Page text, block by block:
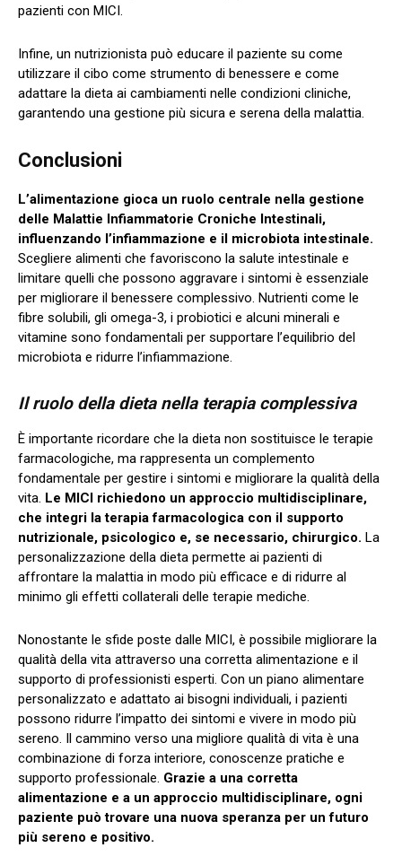
pazienti con MICI.
Infine, un nutrizionista può educare il paziente su come
utilizzare il cibo come strumento di benessere e come
adattare la dieta ai cambiamenti nelle condizioni cliniche,
garantendo una gestione più sicura e serena della malattia.
Conclusioni
L’alimentazione gioca un ruolo centrale nella gestione
delle Malattie Infiammatorie Croniche Intestinali,
influenzando l’infiammazione e il microbiota intestinale.
Scegliere alimenti che favoriscono la salute intestinale e
limitare quelli che possono aggravare i sintomi è essenziale
per migliorare il benessere complessivo. Nutrienti come le
fibre solubili, gli omega-3, i probiotici e alcuni minerali e
vitamine sono fondamentali per supportare l’equilibrio del
microbiota e ridurre l’infiammazione.
Il ruolo della dieta nella terapia complessiva
È importante ricordare che la dieta non sostituisce le terapie
farmacologiche, ma rappresenta un complemento
fondamentale per gestire i sintomi e migliorare la qualità della
vita. Le MICI richiedono un approccio multidisciplinare,
che integri la terapia farmacologica con il supporto
nutrizionale, psicologico e, se necessario, chirurgico. La
personalizzazione della dieta permette ai pazienti di
affrontare la malattia in modo più efficace e di ridurre al
minimo gli effetti collaterali delle terapie mediche.
Nonostante le sfide poste dalle MICI, è possibile migliorare la
qualità della vita attraverso una corretta alimentazione e il
supporto di professionisti esperti. Con un piano alimentare
personalizzato e adattato ai bisogni individuali, i pazienti
possono ridurre l’impatto dei sintomi e vivere in modo più
sereno. Il cammino verso una migliore qualità di vita è una
combinazione di forza interiore, conoscenze pratiche e
supporto professionale. Grazie a una corretta
alimentazione e a un approccio multidisciplinare, ogni
paziente può trovare una nuova speranza per un futuro
più sereno e positivo.